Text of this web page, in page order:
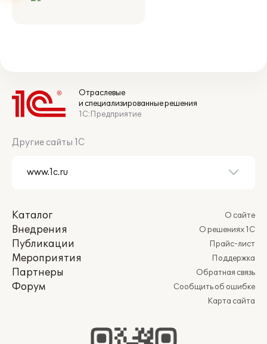
Отраслевые
и специализированные решения
1С:Предприятие
Другие сайты 1С
Каталог
Внедрения
Публикации
Мероприятия
Партнеры
Форум
О сайте
О решениях 1С
Прайс-лист
Поддержка
Обратная связь
Сообщить об ошибке
Карта сайта